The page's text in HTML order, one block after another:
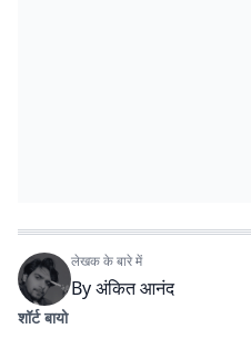
लेखक के बारे में
Byअंकित आनंद
शॉर्ट बायो